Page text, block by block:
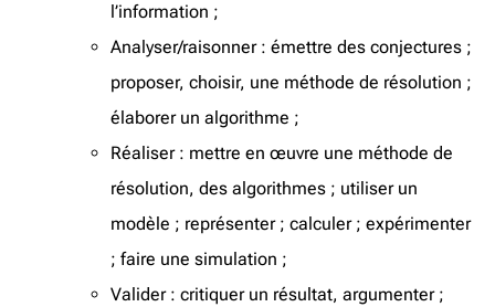
l’information ;
Analyser/raisonner : émettre des conjectures ;
proposer, choisir, une méthode de résolution ;
élaborer un algorithme ;
Réaliser : mettre en œuvre une méthode de
résolution, des algorithmes ; utiliser un
modèle ; représenter ; calculer ; expérimenter
; faire une simulation ;
Valider : critiquer un résultat, argumenter ;